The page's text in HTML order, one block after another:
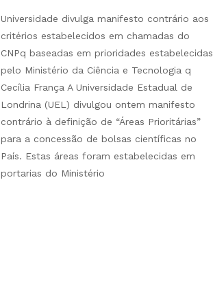
Universidade divulga manifesto contrário aos
critérios estabelecidos em chamadas do
CNPq baseadas em prioridades estabelecidas
pelo Ministério da Ciência e Tecnologia q
Cecília França A Universidade Estadual de
Londrina (UEL) divulgou ontem manifesto
contrário à definição de “Áreas Prioritárias”
para a concessão de bolsas científicas no
País. Estas áreas foram estabelecidas em
portarias do Ministério